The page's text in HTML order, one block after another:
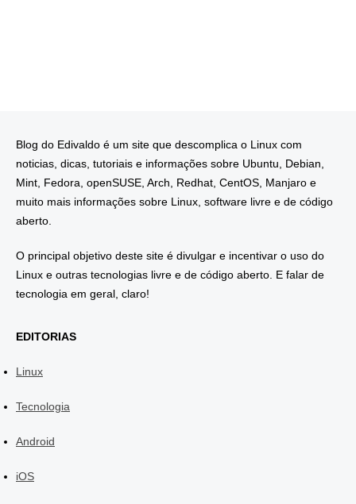
Blog do Edivaldo é um site que descomplica o Linux com
noticias, dicas, tutoriais e informações sobre Ubuntu, Debian,
Mint, Fedora, openSUSE, Arch, Redhat, CentOS, Manjaro e
muito mais informações sobre Linux, software livre e de código
aberto.
O principal objetivo deste site é divulgar e incentivar o uso do
Linux e outras tecnologias livre e de código aberto. E falar de
tecnologia em geral, claro!
EDITORIAS
Linux
Tecnologia
Android
iOS